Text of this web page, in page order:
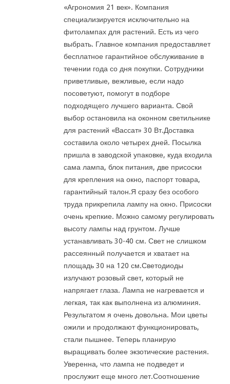
«Агрономия 21 век». Компания
специализируется исключительно на
фитолампах для растений. Есть из чего
выбрать. Главное компания предоставляет
бесплатное гарантийное обслуживание в
течении года со дня покупки. Сотрудники
приветливые, вежливые, если надо
посоветуют, помогут в подборе
подходящего лучшего варианта. Свой
выбор остановила на оконном светильнике
для растений «Вассат» 30 Вт.Доставка
составила около четырех дней. Посылка
пришла в заводской упаковке, куда входила
сама лампа, блок питания, две присоски
для крепления на окно, паспорт товара,
гарантийный талон.Я сразу без особого
труда прикрепила лампу на окно. Присоски
очень крепкие. Можно самому регулировать
высоту лампы над грунтом. Лучше
устанавливать 30-40 см. Свет не слишком
рассеянный получается и хватает на
площадь 30 на 120 см.Светодиоды
излучают розовый свет, который не
напрягает глаза. Лампа не нагревается и
легкая, так как выполнена из алюминия.
Результатом я очень довольна. Мои цветы
ожили и продолжают функционировать,
стали пышнее. Теперь планирую
выращивать более экзотические растения.
Уверенна, что лампа не подведет и
прослужит еще много лет.Соотношение